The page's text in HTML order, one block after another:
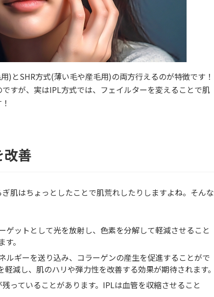
)とSHR方式(薄い毛や産毛用)の両方行えるのが特徴です！
すが、実はIPL方式では、フェイルターを変えることで肌
善
肌はちょっとしたことで肌荒れしたりしますよね。そんな
ゲットとして光を放射し、色素を分解して軽減させること
。
ルギーを送り込み、コラーゲンの産生を促進することがで
減し、肌のハリや弾力性を改善する効果が期待されます。
っていることがあります。IPLは血管を収縮させること